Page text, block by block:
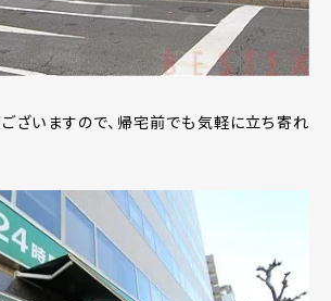
ございますので、帰宅前でも気軽に立ち寄れ